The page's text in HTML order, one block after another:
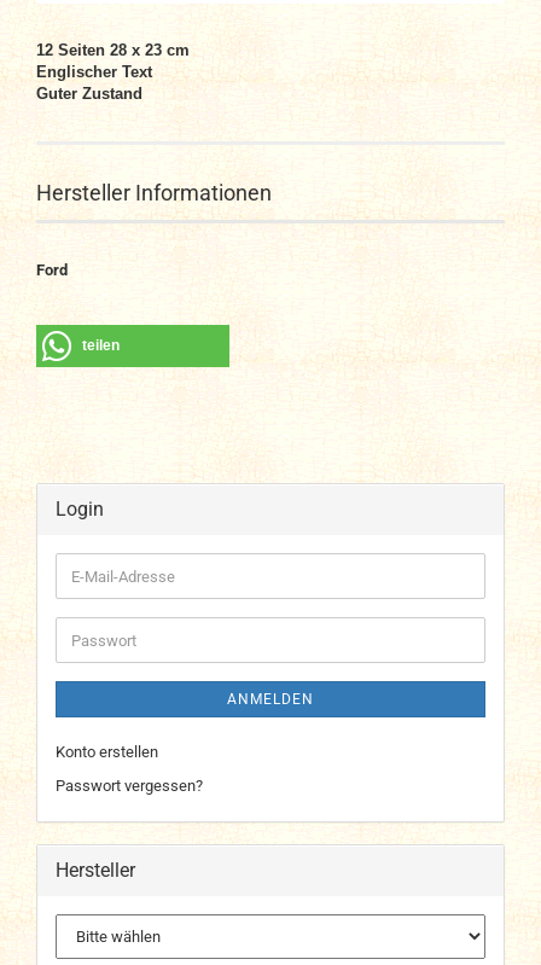
12 Seiten 28 x 23 cm
Englischer Text
Guter Zustand
Hersteller Informationen
Ford
teilen
Login
E-
Mail-
Adresse
Passwort
ANMELDEN
Konto erstellen
Passwort vergessen?
Hersteller